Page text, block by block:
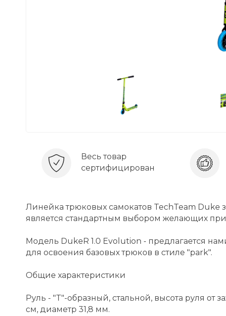
Весь товар
сертифицирован
Линейка трюковых самокатов TechTeam Duke
является стандартным выбором желающих
Модель DukeR 1.0 Evolution - предлагается
для освоения базовых трюков в стиле "park".
Общие характеристики
Руль - "T"-образный, стальной, высота руля от
см, диаметр 31,8 мм.